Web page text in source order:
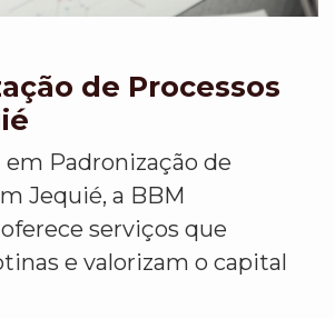
de Processos
em Padronização de
Jequié, a BBM
serviços que
e valorizam o capital